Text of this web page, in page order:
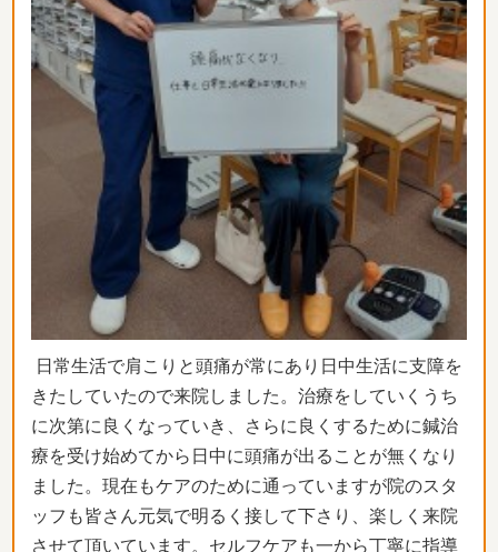
日常生活で肩こりと頭痛が常にあり日中生活に支障を
きたしていたので来院しました。治療をしていくうち
に次第に良くなっていき、さらに良くするために鍼治
療を受け始めてから日中に頭痛が出ることが無くなり
ました。現在もケアのために通っていますが院のスタ
ッフも皆さん元気で明るく接して下さり、楽しく来院
させて頂いています。セルフケアも一から丁寧に指導